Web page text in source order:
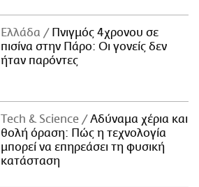
Ελλάδα
Πνιγμός 4χρονου σε
πισίνα στην Πάρο: Οι γονείς δεν
ήταν παρόντες
Τech & Science
Αδύναμα χέρια και
θολή όραση: Πώς η τεχνολογία
μπορεί να επηρεάσει τη φυσική
κατάσταση